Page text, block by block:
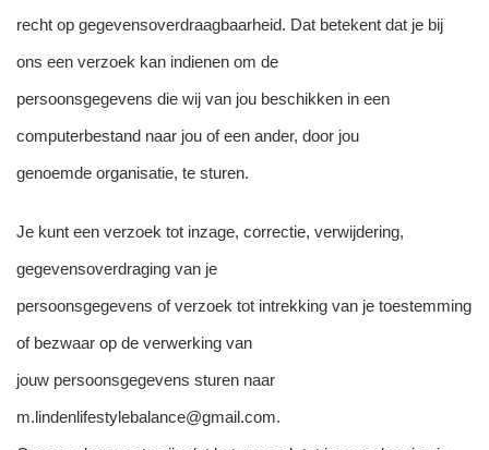
recht op gegevensoverdraagbaarheid. Dat betekent dat je bij
ons een verzoek kan indienen om de
persoonsgegevens die wij van jou beschikken in een
computerbestand naar jou of een ander, door jou
genoemde organisatie, te sturen.
Je kunt een verzoek tot inzage, correctie, verwijdering,
gegevensoverdraging van je
persoonsgegevens of verzoek tot intrekking van je toestemming
of bezwaar op de verwerking van
jouw persoonsgegevens sturen naar
m.lindenlifestylebalance@gmail.com.